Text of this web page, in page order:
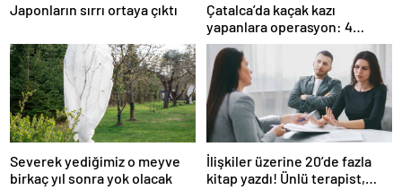
Japonların sırrı ortaya çıktı
Çatalca’da kaçak kazı
yapanlara operasyon: 4
gözaltı
Severek yediğimiz o meyve
birkaç yıl sonra yok olacak
İlişkiler üzerine 20’de fazla
kitap yazdı! Ünlü terapist,